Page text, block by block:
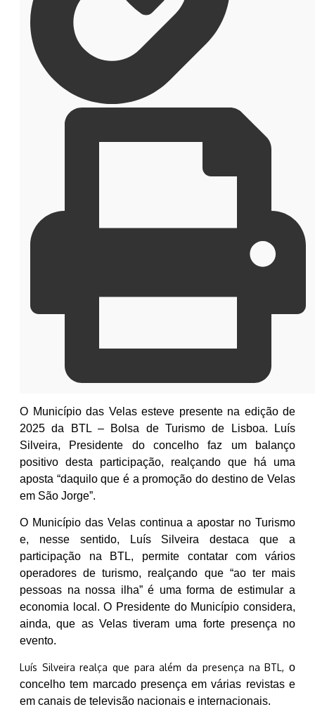
O Município das Velas esteve presente na edição de
2025 da BTL – Bolsa de Turismo de
Lisboa. Luís
Silveira, Presidente do concelho faz um balanço
positivo desta participação, realçando que há uma
aposta “daquilo que é a promoção do destino de Velas
em São Jorge”.
O Município das Velas continua a apostar no Turismo
e, nesse sentido, Luís Silveira destaca que a
participação na BTL, permite contatar com vários
operadores de turismo, realçando que “ao ter mais
pessoas na nossa ilha” é uma forma de estimular a
economia local. O Presidente do Município considera,
ainda, que as Velas tiveram uma forte presença no
evento.
Luís Silveira realça que para além da presença na BTL, o
concelho tem marcado presença em várias revistas e
em canais de televisão nacionais e internacionais.